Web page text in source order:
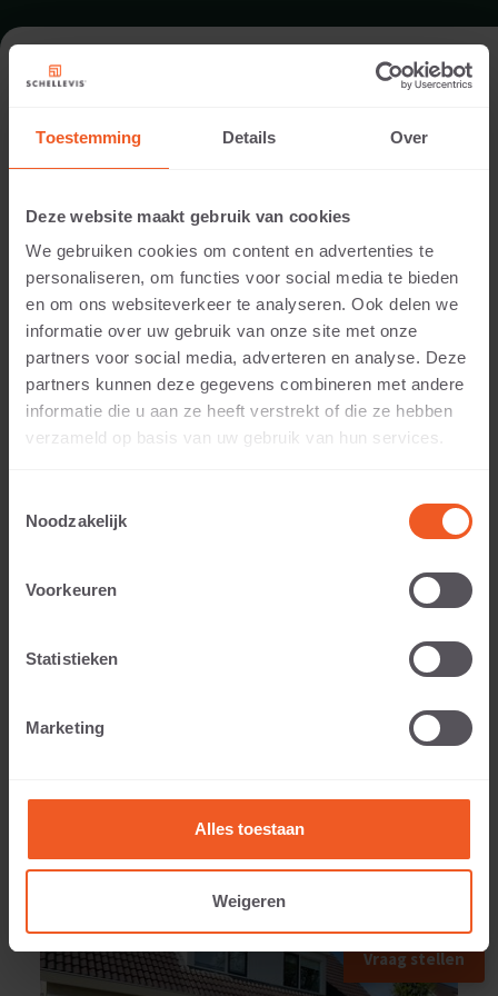
Toestemming Details Over
Deze website maakt gebruik van cookies
We gebruiken cookies om content en advertenties te
personaliseren, om functies voor social media te bieden
en om ons websiteverkeer te analyseren. Ook delen we
informatie over uw gebruik van onze site met onze
partners voor social media, adverteren en analyse. Deze
partners kunnen deze gegevens combineren met andere
informatie die u aan ze heeft verstrekt of die ze hebben
verzameld op basis van uw gebruik van hun services.
Noodzakelijk
Voorkeuren
Statistieken
Marketing
Alles toestaan
Weigeren
FORMAAT - U-WEG GIETWAGEN
TUINBOUW U-WEGEN
3 CM DIKTE
Gewicht:
110 KG
Vraag stellen